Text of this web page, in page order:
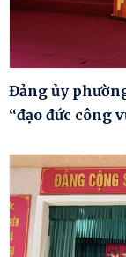
Đảng ủy
“đạo đức công